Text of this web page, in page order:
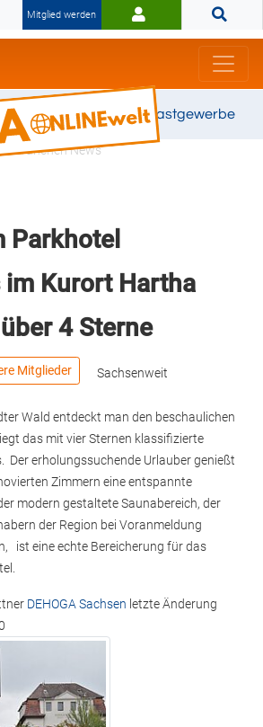
Mitglied werden
stark für das Gastgewerbe
Branchen News
Parkhotel
im Kurort Hartha
4 Sterne
Mitglieder Sachsenweit
Wald entdeckt man den beschaulichen
das mit vier Sternen klassifizierte
Der erholungssuchende Urlauber genießt
Zimmern eine entspannte
modern gestaltete Saunabereich, der
der Region bei Voranmeldung
ist eine echte Bereicherung für das
DEHOGA Sachsen letzte Änderung